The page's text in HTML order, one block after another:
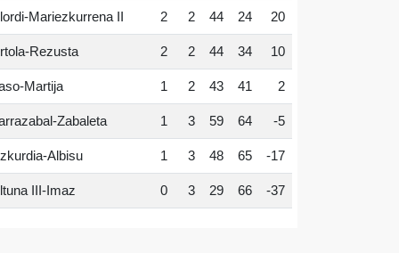
Mariezkurrena II 2 2 44 24 20
Rezusta 2 2 44 34 10
Martija 1 2 43 41 2
Zabaleta 1 3 59 64 -5
Albisu 1 3 48 65 -17
III-Imaz 0 3 29 66 -37